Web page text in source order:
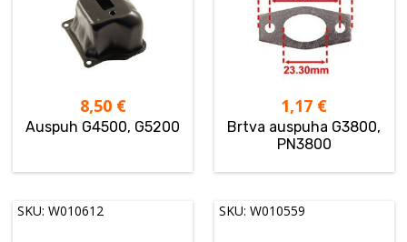
8,50 €
Auspuh G4500, G5200
1,17 €
Brtva auspuha G3800,
PN3800
SKU: W010612 SKU: W010559